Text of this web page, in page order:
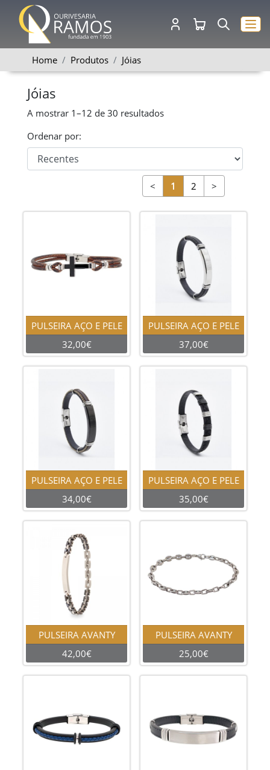
Home Produtos Jóias
Jóias
A mostrar 1–12 de 30 resultados
Ordenar por:
< 1 2 >
PULSEIRA AÇO E PELE
32,00€
PULSEIRA AÇO E PELE
37,00€
PULSEIRA AÇO E PELE
34,00€
PULSEIRA AÇO E PELE
35,00€
PULSEIRA AVANTY
42,00€
PULSEIRA AVANTY
25,00€